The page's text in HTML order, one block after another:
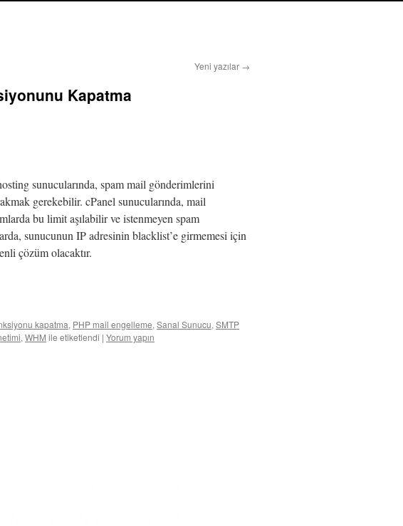
Yeni yazılar →
Kapatma
sunucularında, spam mail gönderimlerini
gerekebilir. cPanel sunucularında, mail
bu limit aşılabilir ve istenmeyen spam
sunucunun IP adresinin blacklist’e girmemesi için
çözüm olacaktır.
kapatma, PHP mail engelleme, Sanal Sunucu, SMTP
, WHM ile etiketlendi | Yorum yapın